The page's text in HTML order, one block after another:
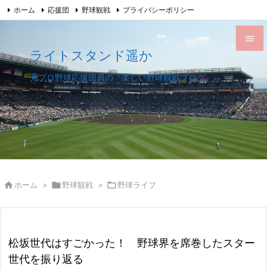
ライトスタンド遥か
元プロ野球応援団員の『楽しい野球観戦ブログ』

メニュ

サイド

前へ

ホーム 応援団 野球観戦 プライバシーポリシー
ホーム > 野球観戦 > 野球ライフ
松坂世代はすごかった！ 野球界を席巻したスター
世代を振り返る